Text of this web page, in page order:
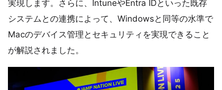
実現します。さらに、IntuneやEntra IDといった既存
システムとの連携によって、Windowsと同等の水準で
Macのデバイス管理とセキュリティを実現できること
が解説されました。